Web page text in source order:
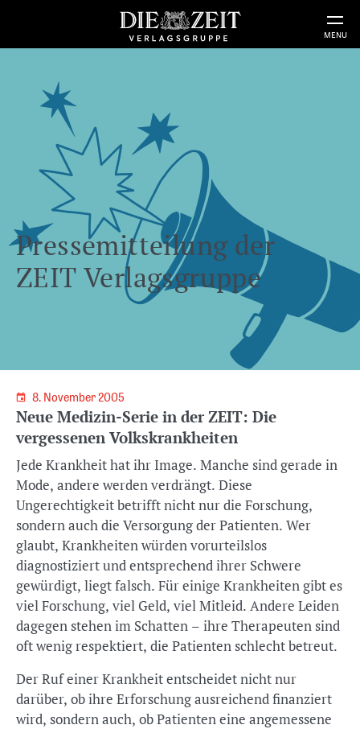
MENU
Pressemitteilung der
ZEIT Verlagsgruppe
8. November 2005
Neue Medizin-Serie in der ZEIT: Die
vergessenen Volkskrankheiten
Jede Krankheit hat ihr Image. Manche sind gerade in
Mode, andere werden verdrängt. Diese
Ungerechtigkeit betrifft nicht nur die Forschung,
sondern auch die Versorgung der Patienten. Wer
glaubt, Krankheiten würden vorurteilslos
diagnostiziert und entsprechend ihrer Schwere
gewürdigt, liegt falsch. Für einige Krankheiten gibt es
viel Forschung, viel Geld, viel Mitleid. Andere Leiden
dagegen stehen im Schatten – ihre Therapeuten sind
oft wenig respektiert, die Patienten schlecht betreut.
Der Ruf einer Krankheit entscheidet nicht nur
darüber, ob ihre Erforschung ausreichend finanziert
wird, sondern auch, ob Patienten eine angemessene